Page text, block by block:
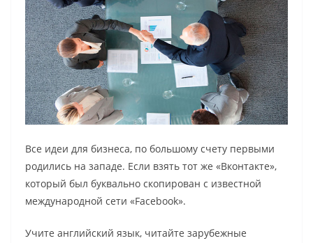
Все идеи для бизнеса, по большому счету первыми
родились на западе. Если взять тот же «Вконтакте»,
который был буквально скопирован с известной
международной сети «Facebook».
Учите английский язык, читайте зарубежные